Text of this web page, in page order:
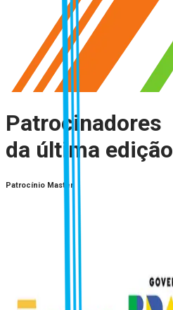
Patrocinadores
da última edição
Patrocínio Master